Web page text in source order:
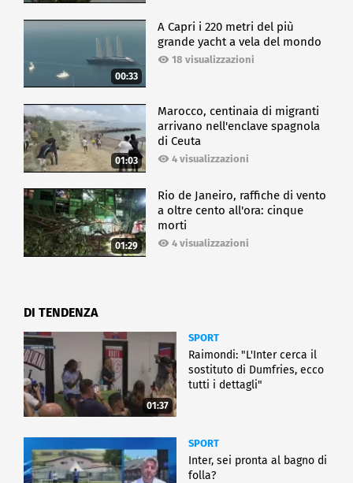
00:33
A Capri i 220 metri del più
grande yacht a vela del mondo
18 visualizzazioni
01:03
Marocco, centinaia di migranti
arrivano nell'enclave spagnola
di Ceuta
4 visualizzazioni
01:29
Rio de Janeiro, raffiche di vento
a oltre cento all'ora: cinque
morti
4 visualizzazioni
DI TENDENZA
01:37
SPORT
Raimondi: "L'Inter cerca il
sostituto di Dumfries, ecco
tutti i dettagli"
SPORT
Inter, sei pronta al bagno di
folla?